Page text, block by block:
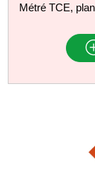
Métré TCE,